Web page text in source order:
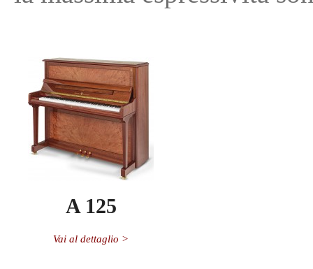
A 125
Vai al dettaglio >